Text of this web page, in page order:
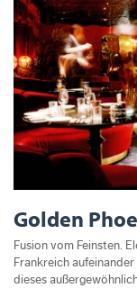
Golden
Fusion vom Feinsten.
Frankreich
dieses